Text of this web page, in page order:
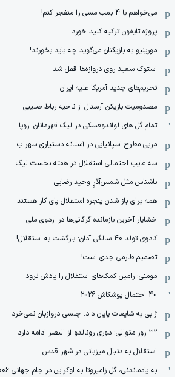
می‌خواهم با 4 بمب مسی را منفجر کنم!
پروژه تایفون ترکیه کلید خورد
مورینیو به بازیکنان می‌گوید چه باید بخورند!
استوک سعید روی دروازه‌ها قفل شد
تحریم‌های جدید آمریکا علیه ایران
مصدومیت بازیکن آرسنال از ناحیه رباط صلیبی
تمام گل های لواندوفسکی در لیگ قهرمانان اروپا
مربی مطرح اسپانیایی در آستانه دستیاری سهراب
سه غایب احتمالی استقلال در هفته نخست لیگ
ناشناس مثل شمس‌آذرِ وحید رضایی
همه برای باز شدن پنجره استقلال پای کار هستند
خشایار آخرین بازمانده گرگانی‌ها در اردوی ملی
کادوی تولد 40 سالگی آدان: بازگشت به استقلال!
تصمیم طارمی جدی است!
مومنی: رامین کمک‌های استقلال را یادش نرود
40 احتمال پوشکاش 2026
ژابی به شایعات پایان داد: چلسی دروازبان نمی‌خرد
۳۲ روز متوالی: دوری رونالدو از النصر ادامه دارد
استقلال به دنبال میزبانی در شهر قدس
به یادماندنی، گل زامبروتا به اوکراین در جام جهانی 2006